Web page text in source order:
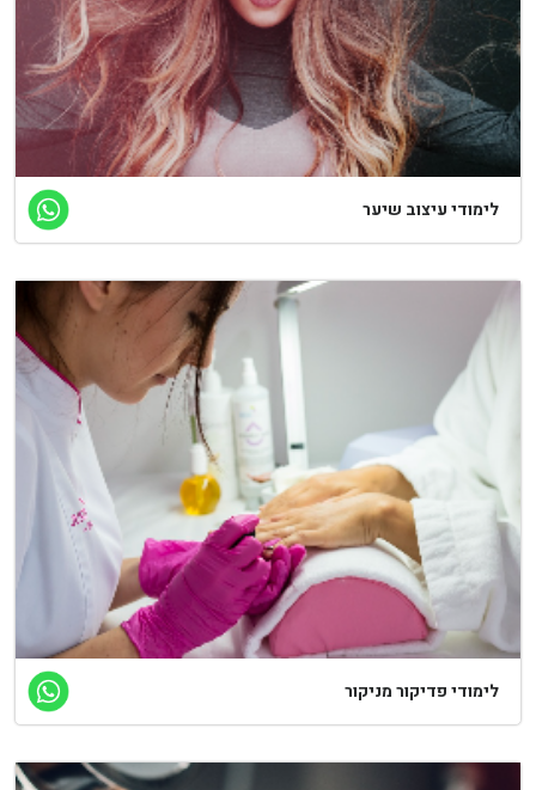
לימודי עיצוב שיער
לימודי פדיקור מניקור